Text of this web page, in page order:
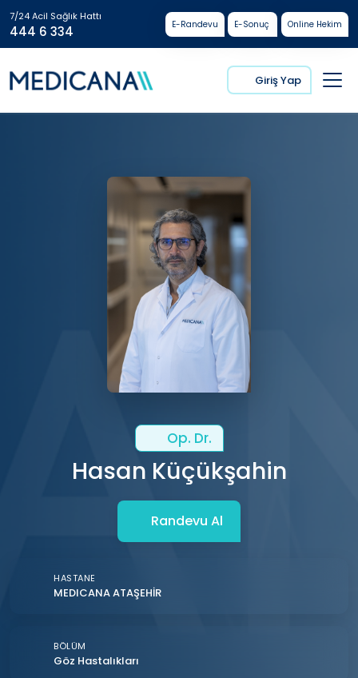
7/24 Acil Sağlık Hattı
444 6 334 E-Randevu E-Sonuç Online Hekim
Giriş Yap
Op. Dr.
Hasan Küçükşahin
Randevu Al
HASTANE
MEDICANA ATAŞEHİR
BÖLÜM
Göz Hastalıkları